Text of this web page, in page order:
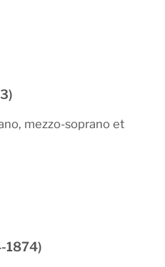
mezzo-soprano et
1874)